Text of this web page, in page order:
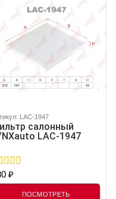
LAC-1947
салонный
LAC-1947
₽
ПОСМОТРЕТЬ